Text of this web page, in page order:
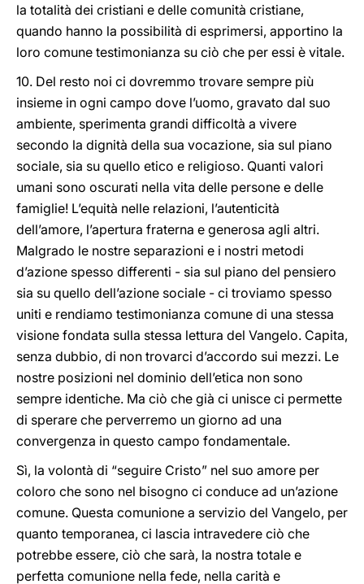
la totalità dei cristiani e delle comunità cristiane,
quando hanno la possibilità di esprimersi, apportino la
loro comune testimonianza su ciò che per essi è vitale.
10. Del resto noi ci dovremmo trovare sempre più
insieme in ogni campo dove l’uomo, gravato dal suo
ambiente, sperimenta grandi difficoltà a vivere
secondo la dignità della sua vocazione, sia sul piano
sociale, sia su quello etico e religioso. Quanti valori
umani sono oscurati nella vita delle persone e delle
famiglie! L’equità nelle relazioni, l’autenticità
dell’amore, l’apertura fraterna e generosa agli altri.
Malgrado le nostre separazioni e i nostri metodi
d’azione spesso differenti - sia sul piano del pensiero
sia su quello dell’azione sociale - ci troviamo spesso
uniti e rendiamo testimonianza comune di una stessa
visione fondata sulla stessa lettura del Vangelo. Capita,
senza dubbio, di non trovarci d’accordo sui mezzi. Le
nostre posizioni nel dominio dell’etica non sono
sempre identiche. Ma ciò che già ci unisce ci permette
di sperare che perverremo un giorno ad una
convergenza in questo campo fondamentale.
Sì, la volontà di “seguire Cristo” nel suo amore per
coloro che sono nel bisogno ci conduce ad un’azione
comune. Questa comunione a servizio del Vangelo, per
quanto temporanea, ci lascia intravedere ciò che
potrebbe essere, ciò che sarà, la nostra totale e
perfetta comunione nella fede, nella carità e